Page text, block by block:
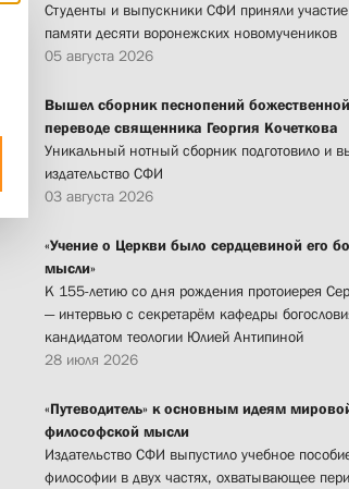
Студенты и выпускники СФИ приняли
памяти десяти воронежских новомучеников
05 августа 2026
Вышел сборник песнопений божественной
переводе священника Георгия Кочеткова
Уникальный нотный сборник подготовило и
издательство СФИ
03 августа 2026
«Учение о Церкви было сердцевиной его
мысли»
К 155-летию со дня рождения протоиерея
— интервью с секретарём кафедры
кандидатом теологии Юлией Антипиной
28 июля 2026
«Путеводитель» к основным идеям
философской мысли
Издательство СФИ выпустило учебное
философии в двух частях, охватывающее